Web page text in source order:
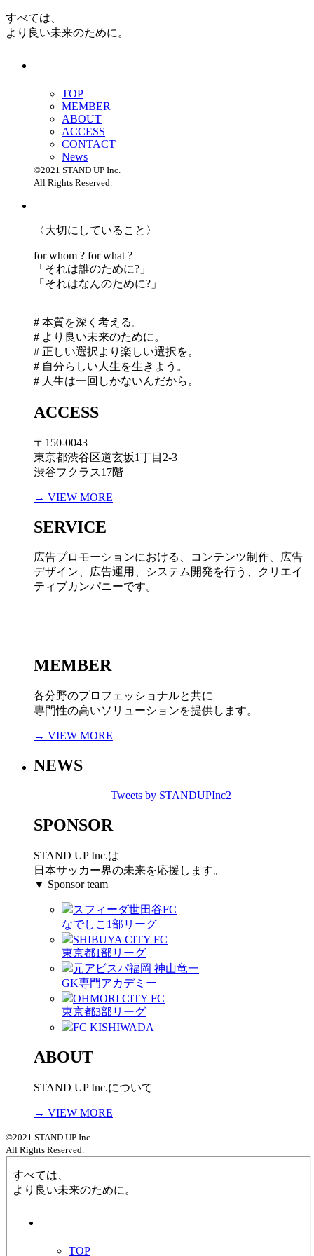
すべては、
より良い未来のために。
TOP
MEMBER
ABOUT
ACCESS
CONTACT
News
©2021 STAND UP Inc.
All Rights Reserved.
〈大切にしていること〉
for whom ? for what ?
「 それは誰のために?」
「 それはなんのために?」
# 本質を深く考える。
# より良い未来のために。
# 正しい選択より楽しい選択を。
# 自分らしい人生を生きよう。
# 人生は一回しかないんだから。
ACCESS
〒150-0043
東京都渋谷区道玄坂1丁目2-3
渋谷フクラス17階
→ VIEW MORE
SERVICE
広告プロモーションにおける、コンテンツ制作、広告
デザイン、広告運用、システム開発を行う、
クリエイ
ティブカンパニーです。
MEMBER
各分野のプロフェッショナルと共に
専門性の高いソリューションを提供します。
→ VIEW MORE
NEWS
Tweets by STANDUPInc2
SPONSOR
STAND UP Inc.は
日本サッカー界の未来を応援します。
▼ Sponsor team
スフィーダ世田谷FC
なでしこ1部リーグ
SHIBUYA CITY FC
東京都1部リーグ
元アビスパ福岡 神山竜一
GK専門アカデミー
OHMORI CITY FC
東京都3部リーグ
FC KISHIWADA
ABOUT
STAND UP Inc.について
→ VIEW MORE
©2021 STAND UP Inc.
All Rights Reserved.